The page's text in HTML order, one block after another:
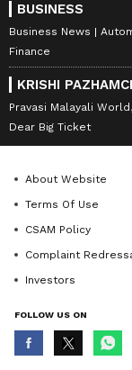
BUSINESS
Business News
Finance
KRISHI
Pravasi Malayali
Dear Big Ticket
About Website
Terms Of Use
CSAM Policy
Complaint
Investors
FOLLOW US ON